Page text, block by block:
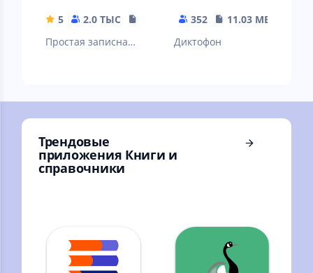
5 2.0 ТЫС
10.34 MB
Простая записная
352
11.03 MB
Диктофон
Трендовые
приложения Книги и
справочники